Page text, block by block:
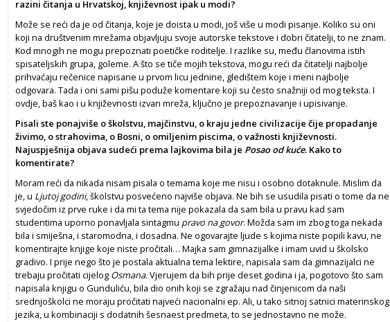
razini čitanja u Hrvatskoj, književnost ipak u modi?
Može se reći da je od čitanja, koje je doista u modi, još više u modi pisanje. Koliko su oni
koji na društvenim mrežama objavljuju svoje autorske tekstove i dobri čitatelji, to ne znam.
Kod mnogih ne mogu prepoznati poetičke roditelje. I razlike su, među članovima istih
spisateljskih grupa, goleme. A što se tiče mojih tekstova, mogu reći da čitatelji najbolje
prihvaćaju rečenice napisane u prvom licu jednine, gledištem koje i meni najbolje
odgovara. Tada i oni sami pišu poduže komentare koji su često snažniji od mog teksta. I
ovdje, baš kao i u književnosti izvan mreža, ključno je prepoznavanje i upisivanje.
Pisali ste ponajviše o školstvu, majčinstvu, o kraju jedne civilizacije čije propadanje
živimo, o strahovima, o Bosni, o omiljenim piscima, o važnosti književnosti.
Najuspješnija objava sudeći prema lajkovima bila je Posao od kuće. Kako to
komentirate?
Moram reći da nikada nisam pisala o temama koje me nisu i osobno dotaknule. Mislim da
je, u Ljutoj godini, školstvu posvećeno najviše objava. Ne bih se usudila pisati o tome da ne
svjedočim iz prve ruke i da mi ta tema nije pokazala da sam bila u pravu kad sam
studentima uporno ponavljala sintagmu pravo na govor. Možda sam im zbog toga nekada
bila i smiješna, i staromodna, i dosadna. Ne ogovarajte ljude s kojima niste popili kavu, ne
komentirajte knjige koje niste pročitali… Majka sam gimnazijalke i imam uvid u školsko
gradivo. I prije nego što je postala aktualna tema lektire, napisala sam da gimnazijalci ne
trebaju pročitati cijelog Osmana. Vjerujem da bih prije deset godina i ja, pogotovo što sam
napisala knjigu o Gunduliću, bila dio onih koji se zgražaju nad činjenicom da naši
srednjoškolci ne moraju pročitati najveći nacionalni ep. Ali, u tako sitnoj satnici materinskog
jezika, u kombinaciji s dodatnih šesnaest predmeta, to se jednostavno ne može.